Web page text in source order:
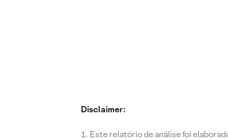
Disclaimer:
Este relatório de análise foi